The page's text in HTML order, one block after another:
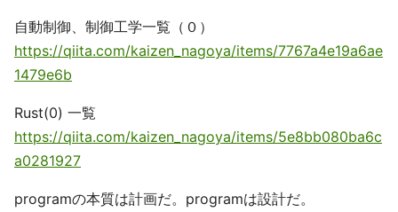
自動制御、制御工学一覧（０）
https://qiita.com/kaizen_nagoya/items/7767a4e19a6ae
1479e6b
Rust(0) 一覧
https://qiita.com/kaizen_nagoya/items/5e8bb080ba6c
a0281927
programの本質は計画だ。programは設計だ。